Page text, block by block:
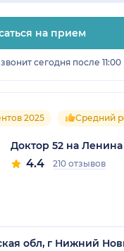
на прием
сегодня после 11:00
2025 Средний
Доктор 52 на Ленина
4.4 210 отзывов
обл, г Нижний